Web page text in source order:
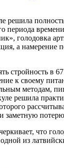
решила
периода
голодовка
а намерение
стройность в
к своему
методам,
решила
заметную потерю
что
из